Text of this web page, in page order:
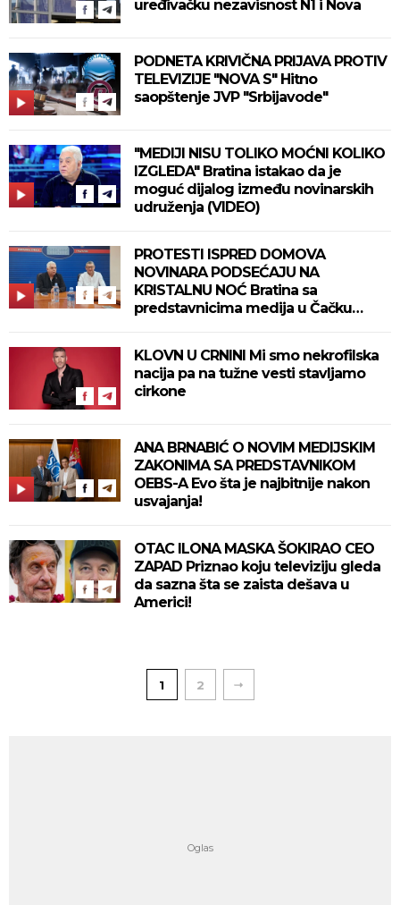
uređivačku nezavisnost N1 i Nova
PODNETA KRIVIČNA PRIJAVA PROTIV
TELEVIZIJE "NOVA S" Hitno
saopštenje JVP "Srbijavode"
"MEDIJI NISU TOLIKO MOĆNI KOLIKO
IZGLEDA" Bratina istakao da je
moguć dijalog između novinarskih
udruženja (VIDEO)
PROTESTI ISPRED DOMOVA
NOVINARA PODSEĆAJU NA
KRISTALNU NOĆ Bratina sa
predstavnicima medija u Čačku
KLOVN U CRNINI Mi smo nekrofilska
nacija pa na tužne vesti stavljamo
cirkone
ANA BRNABIĆ O NOVIM MEDIJSKIM
ZAKONIMA SA PREDSTAVNIKOM
OEBS-A Evo šta je najbitnije nakon
usvajanja!
OTAC ILONA MASKA ŠOKIRAO CEO
ZAPAD Priznao koju televiziju gleda
da sazna šta se zaista dešava u
Americi!
1 2